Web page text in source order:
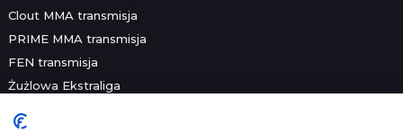
Clout MMA transmisja
PRIME MMA transmisja
FEN transmisja
Żużlowa Ekstraliga